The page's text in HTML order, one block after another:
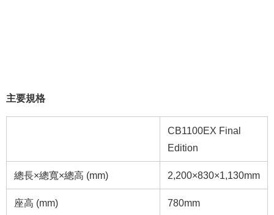
主要規格
CB1100EX Final
Edition
總長×總寬×總高 (mm) 2,200×830×1,130mm
座高 (mm) 780mm